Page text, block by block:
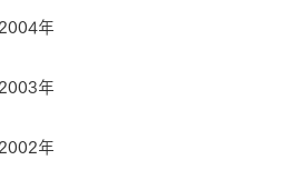
2004年
2003年
2002年